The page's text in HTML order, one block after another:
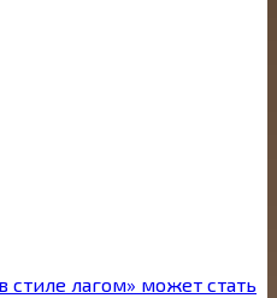
стиле лагом» может стать